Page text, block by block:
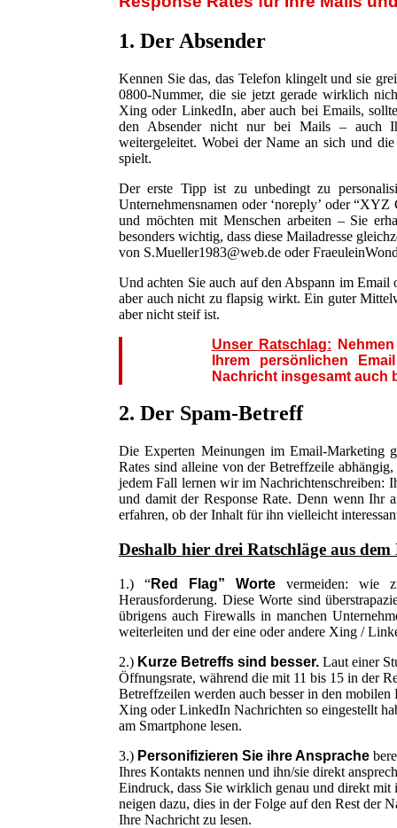
1. Der Absender
Kennen Sie das, das Telefon klingelt und sie
0800-Nummer, die sie jetzt gerade wirklich
Xing oder LinkedIn, aber auch bei Emails,
den Absender nicht nur bei Mails – auch
weitergeleitet. Wobei der Name an sich und
spielt.
Der erste Tipp ist zu unbedingt zu
Unternehmensnamen oder ‘noreply’ oder
und möchten mit Menschen arbeiten – Sie
besonders wichtig, dass diese Mailadresse
von S.Mueller1983@web.de oder
Und achten Sie auch auf den Abspann im
aber auch nicht zu flapsig wirkt. Ein guter
aber nicht steif ist.
Unser Ratschlag:
Ihrem persönlichen
Nachricht insgesamt auch
2. Der Spam-Betreff
Die Experten Meinungen im Email-Marketing
Rates sind alleine von der Betreffzeile
jedem Fall lernen wir im Nachrichtenschreiben:
und damit der Response Rate. Denn wenn Ihr
erfahren, ob der Inhalt für ihn vielleicht
Deshalb hier drei Ratschläge aus
1.) “Red Flag” Worte
vermeiden: wie
Herausforderung. Diese Worte sind
übrigens auch Firewalls in manchen
weiterleiten und der eine oder andere Xing /
2.) Kurze Betreffs sind besser. Laut einer
Öffnungsrate, während die mit 11 bis 15 in der
Betreffzeilen werden auch besser in den
Xing oder LinkedIn Nachrichten so eingestellt
am Smartphone lesen.
3.) Personifizieren Sie ihre Ansprache
Ihres Kontakts nennen und ihn/sie direkt
Eindruck, dass Sie wirklich genau und direkt
neigen dazu, dies in der Folge auf den Rest der
Ihre Nachricht zu lesen.